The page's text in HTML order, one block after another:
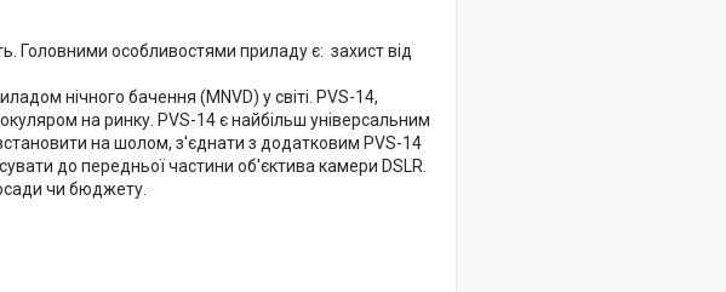
Головними особливостями приладу є: захист від
нічного бачення (MNVD) у світі. PVS-14,
на ринку. PVS-14 є найбільш універсальним
на шолом, з'єднати з додатковим PVS-14
до передньої частини об'єктива камери DSLR.
чи бюджету.